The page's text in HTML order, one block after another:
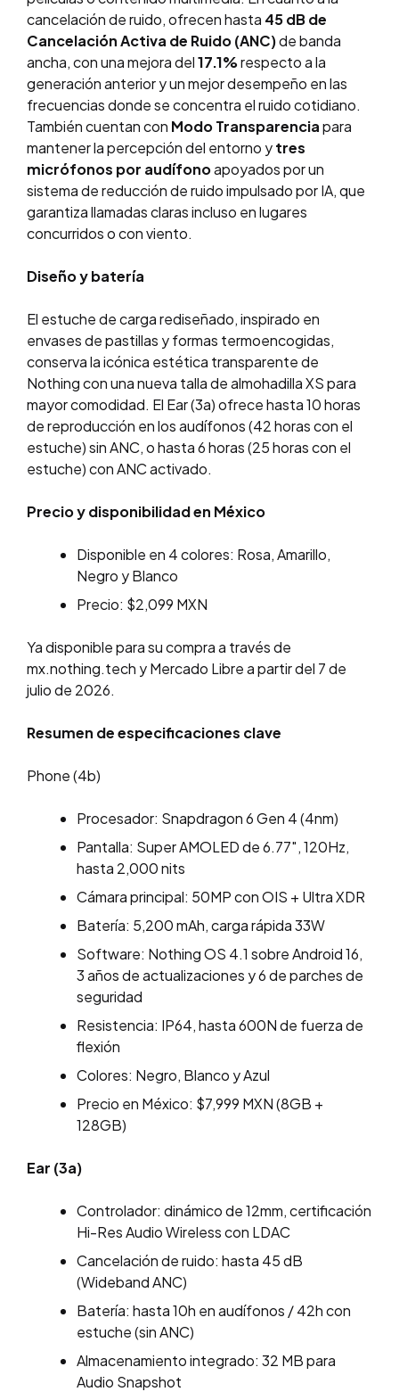
cancelación de ruido, ofrecen hasta 45 dB de
Cancelación Activa de Ruido (ANC)de banda
ancha, con una mejora del17.1%respecto a la
generación anterior y un mejor desempeño en las
frecuencias donde se concentra el ruido cotidiano.
También cuentan con Modo Transparenciapara
mantener la percepción del entorno ytres
micrófonos por audífonoapoyados por un
sistema de reducción de ruido impulsado por IA, que
garantiza llamadas claras incluso en lugares
concurridos o con viento.
Diseño y batería
El estuche de carga rediseñado, inspirado en
envases de pastillas y formas termoencogidas,
conserva la icónica estética transparente de
Nothing con una nueva talla de almohadilla XS para
mayor comodidad. El Ear (3a) ofrece hasta 10 horas
de reproducción en los audífonos (42 horas con el
estuche) sin ANC, o hasta 6 horas (25 horas con el
estuche) con ANC activado.
Precio y disponibilidad en México
Disponible en 4 colores: Rosa, Amarillo,
Negro y Blanco
Precio: $2,099 MXN
Ya disponible para su compra a través de
mx.nothing.tech y Mercado Libre a partir del 7 de
julio de 2026.
Resumen de especificaciones clave
Phone (4b)
Procesador: Snapdragon 6 Gen 4 (4nm)
Pantalla: Super AMOLED de 6.77″, 120Hz,
hasta 2,000 nits
Cámara principal: 50MP con OIS + Ultra XDR
Batería: 5,200 mAh, carga rápida 33W
Software: Nothing OS 4.1 sobre Android 16,
3 años de actualizaciones y 6 de parches de
seguridad
Resistencia: IP64, hasta 600N de fuerza de
flexión
Colores: Negro, Blanco y Azul
Precio en México: $7,999 MXN (8GB +
128GB)
Ear (3a)
Controlador: dinámico de 12mm, certificación
Hi-Res Audio Wireless con LDAC
Cancelación de ruido: hasta 45 dB
(Wideband ANC)
Batería: hasta 10h en audífonos / 42h con
estuche (sin ANC)
Almacenamiento integrado: 32 MB para
Audio Snapshot